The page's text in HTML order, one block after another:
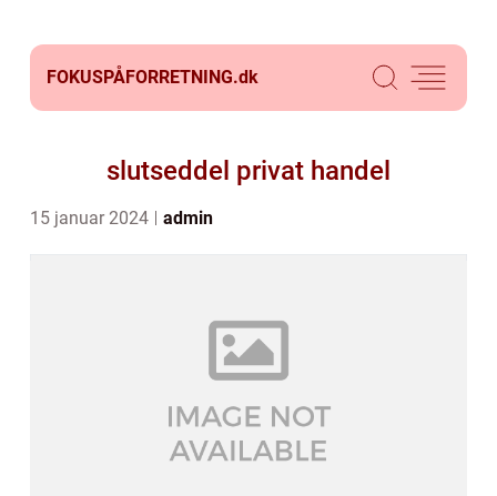
FOKUSPÅFORRETNING.dk
slutseddel privat handel
15 januar 2024 admin